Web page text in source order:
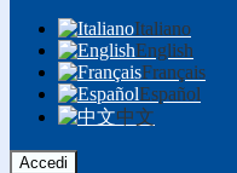
Italiano
English
Français
Español
中文
Accedi